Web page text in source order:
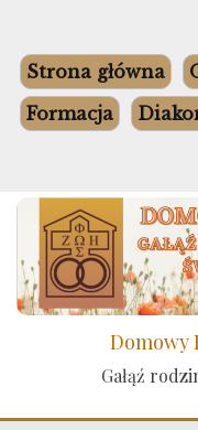
content
Strona główna
Formacja
Domowy
Gałąź